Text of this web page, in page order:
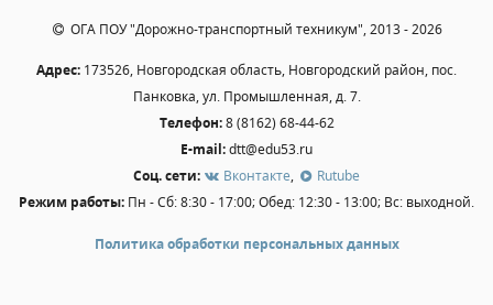
Центр карьеры
Всероссийское чемпионатное движение
Региональная инновационная площадка
СВЕДЕНИЯ ОБ ОБРАЗОВАТЕЛЬНОЙ ОРГАНИЗАЦИИ
Основные сведения
Структура и органы управления образовательной
ОГА ПОУ "Дорожно-транспортный техникум", 2013 - 2026
Адрес: 173526, Новгородская область, Новгородский район, пос.
Панковка, ул. Промышленная, д. 7.
Телефон:8 (8162) 68-44-62
E-mail:dtt@edu53.ru
Соц. сети:
Вконтакте,
Rutube
Режим работы: Пн - Сб: 8:30 - 17:00; Обед: 12:30 - 13:00; Вс: выходной.
Политика обработки персональных данных